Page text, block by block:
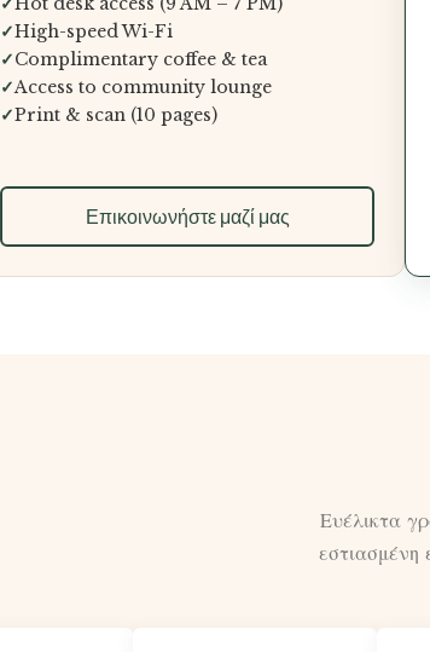
✓High-speed Wi-Fi
✓Complimentary coffee & tea
✓Access to community lounge
✓Print & scan (10 pages)
Επικοινωνήστε μαζί μας
Ευέλικτα